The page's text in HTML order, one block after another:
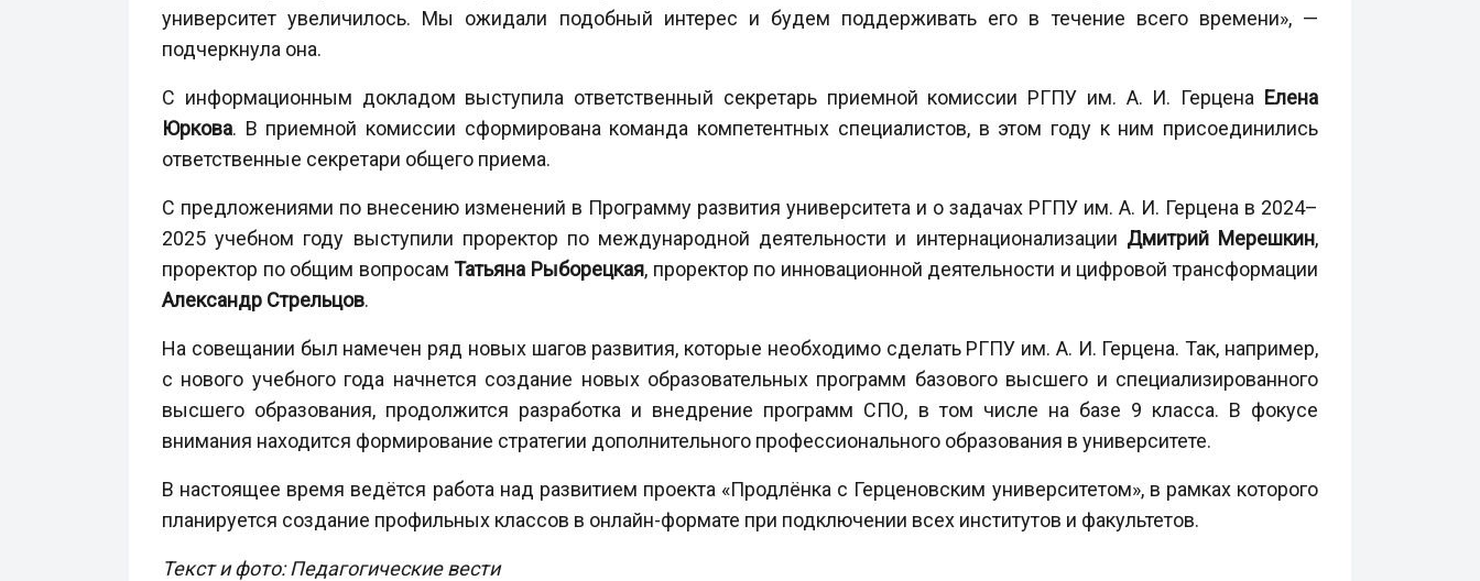
университет увеличилось. Мы ожидали подобный интерес и будем поддерживать его в течение всего времени», —
подчеркнула она.
С информационным докладом выступила ответственный секретарь приемной комиссии РГПУ им. А. И. Герцена Елена
Юркова. В приемной комиссии сформирована команда компетентных специалистов, в этом году к ним присоединились
ответственные секретари общего приема.
С предложениями по внесению изменений в Программу развития университета и о задачах РГПУ им. А. И. Герцена в 2024–
2025 учебном году выступили проректор по международной деятельности и интернационализации Дмитрий Мерешкин,
проректор по общим вопросамТатьяна Рыборецкая, проректор по инновационной деятельности и цифровой трансформации
Александр Стрельцов.
На совещании был намечен ряд новых шагов развития, которые необходимо сделать РГПУ им. А. И. Герцена. Так, например,
с нового учебного года начнется создание новых образовательных программ базового высшего и специализированного
высшего образования, продолжится разработка и внедрение программ СПО, в том числе на базе 9 класса. В фокусе
внимания находится формирование стратегии дополнительного профессионального образования в университете.
В настоящее время ведётся работа над развитием проекта «Продлёнка с Герценовским университетом», в рамках которого
планируется создание профильных классов в онлайн-формате при подключении всех институтов и факультетов.
Текст и фото: Педагогические вести